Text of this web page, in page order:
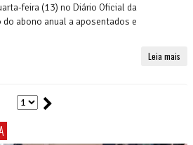
feira (13) no Diário Oficial da
abono anual a aposentados e
Leia mais